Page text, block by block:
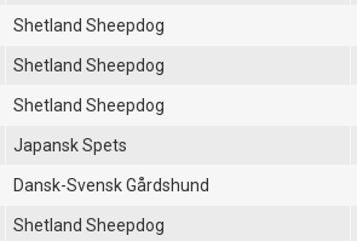
Shetland Sheepdog
Shetland Sheepdog
Shetland Sheepdog
Japansk Spets
Dansk-Svensk Gårdshund
Shetland Sheepdog